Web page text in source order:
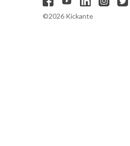
©2026 Kickante